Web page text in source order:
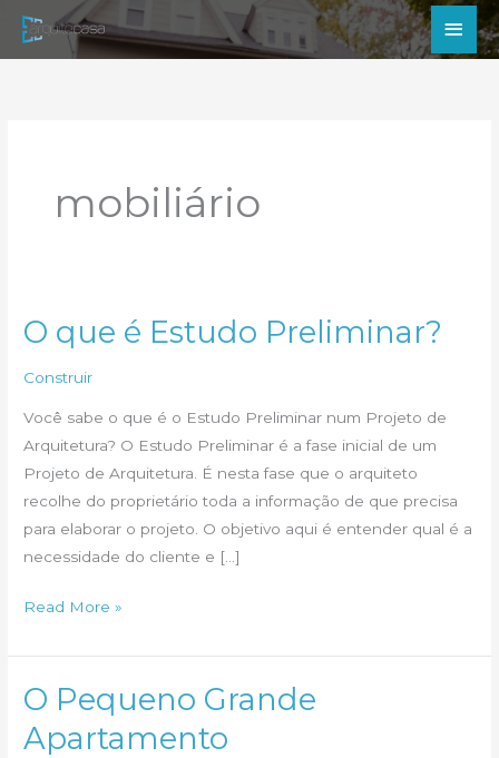
para
mobiliário
O que é Estudo Preliminar?
Construir
Você sabe o que é o Estudo Preliminar num Projeto de
Arquitetura? O Estudo Preliminar é a fase inicial de um
Projeto de Arquitetura. É nesta fase que o arquiteto
recolhe do proprietário toda a informação de que precisa
para elaborar o projeto. O objetivo aqui é entender qual é a
necessidade do cliente e […]
O
é
Estudo
Read More »
O Pequeno Grande
Apartamento